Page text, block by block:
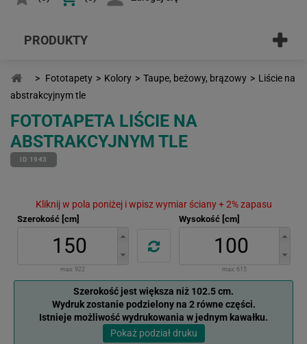
PRODUKTY
> Fototapety > Kolory > Taupe, beżowy, brązowy > Liście na
abstrakcyjnym tle
FOTOTAPETA LIŚCIE NA
ABSTRAKCYJNYM TLE
ID 1943
Kliknij w pola poniżej i wpisz wymiar ściany + 2% zapasu
Szerokość [cm]
max: 922
Wysokość [cm]
max: 615
Szerokość jest większa niż 102.5 cm.
Wydruk zostanie podzielony na 2 równe części.
Istnieje możliwość wydrukowania w jednym kawałku.
Pokaż podział druku